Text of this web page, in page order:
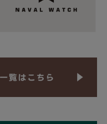
伸縮性があり、毛玉
織生地です。実際のウールだ
ののシワになりやすく、気を